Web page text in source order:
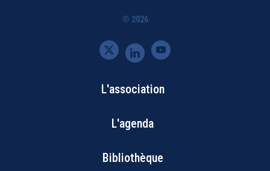
® 2026
Bottom
Footer
Menu
L'association
L'agenda
Bibliothèque